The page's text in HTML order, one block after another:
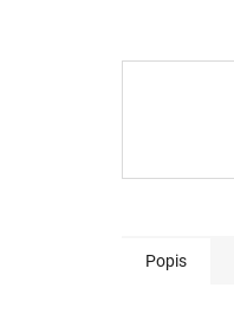
Popis